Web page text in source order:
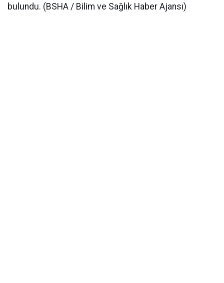
bulundu. (BSHA / Bilim ve Sağlık Haber Ajansı)